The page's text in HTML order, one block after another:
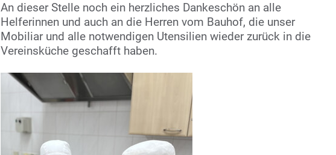
An dieser Stelle noch ein herzliches Dankeschön an alle
Helferinnen und auch an die Herren vom Bauhof, die unser
Mobiliar und alle notwendigen Utensilien wieder zurück in die
Vereinsküche geschafft haben.